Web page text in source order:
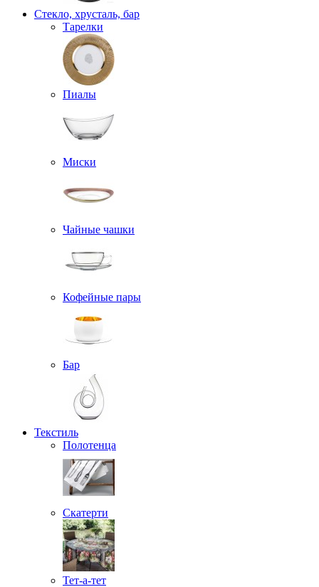
Стекло, хрусталь, бар
Тарелки
Пиалы
Миски
Чайные чашки
Кофейные пары
Бар
Текстиль
Полотенца
Скатерти
Тет-а-тет